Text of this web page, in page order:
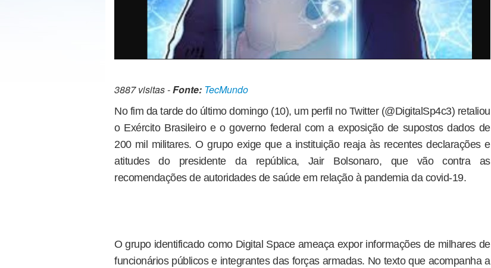
3887 visitas -Fonte: TecMundo
No fim da tarde do último domingo (10), um perfil no Twitter (@DigitalSp4c3) retaliou
o Exército Brasileiro e o governo federal com a exposição de supostos dados de
200 mil militares. O grupo exige que a instituição reaja às recentes declarações e
atitudes do presidente da república, Jair Bolsonaro, que vão contra as
recomendações de autoridades de saúde em relação à pandemia da covid-19.
O grupo identificado como Digital Space ameaça expor informações de milhares de
funcionários públicos e integrantes das forças armadas. No texto que acompanha a